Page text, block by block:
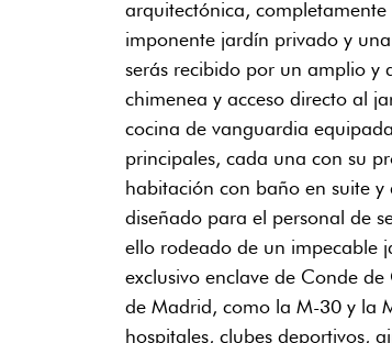
arquitectónica,
imponente jardín privado y
serás recibido por un amplio y
chimenea y acceso directo al
cocina de vanguardia
principales, cada una con su
habitación con baño en suite
diseñado para el personal de
ello rodeado de un impecable
exclusivo enclave de Conde
de Madrid, como la M-30 y la
hospitales, clubes deportivos,